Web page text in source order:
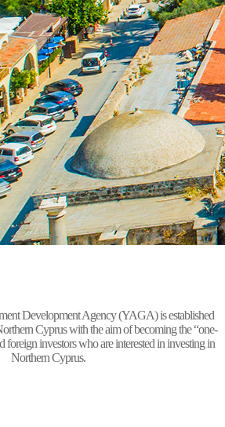
Development Agency (YAGA) is established
Cyprus with the aim of becoming the “one-
foreign investors who are interested in investing in
Northern Cyprus.